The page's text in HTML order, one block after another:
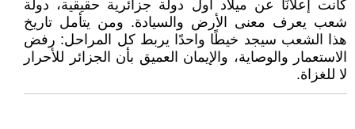
كانت إعلانًا عن ميلاد أول دولة جزائرية حقيقية، دولة
شعب يعرف معنى الأرض والسيادة. ومن يتأمل تاريخ
هذا الشعب سيجد خيطًا واحدًا يربط كل المراحل: رفض
الاستعمار والوصاية، والإيمان العميق بأن الجزائر للأحرار
لا للغزاة.